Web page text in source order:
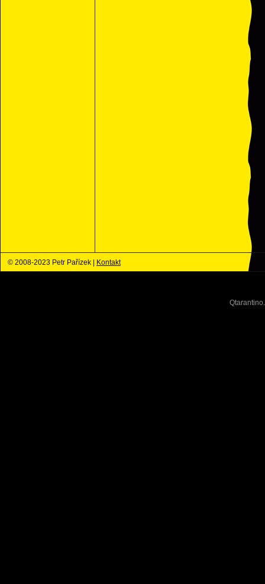
© 2008-2023 Petr Pařízek | Kontakt